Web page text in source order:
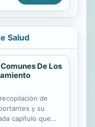
the evolutionary
quartz, that are
quantum
master quartz of
personal
in itself, a
learning,
guidance to
you will
each of the
Salud
De Los
de
y su
capítulo que